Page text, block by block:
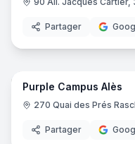
Partager
Purple Campus Alès
270 Quai des Prés
Partager